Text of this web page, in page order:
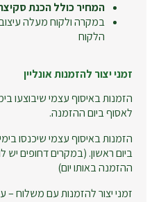
המחיר כולל הכנת סקיצה 1 ועד 3 סבבי
במקרה ולקוח מעלה
הלקוח
זמני יצור להזמנות אונליין
לאסוף ביום ההזמנה.
הזמנות באיסוף עצמי שיכנסו
ביום ראשון. (במקרים דחופים יש
ההזמנה באותו יום)
זמני יצור להזמנות עם משלוח – עד 2 ימי